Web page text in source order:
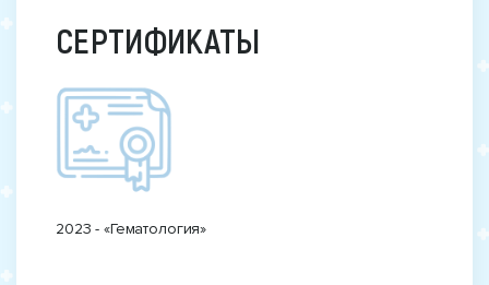
СЕРТИФИКАТЫ
2023 - «Гематология»